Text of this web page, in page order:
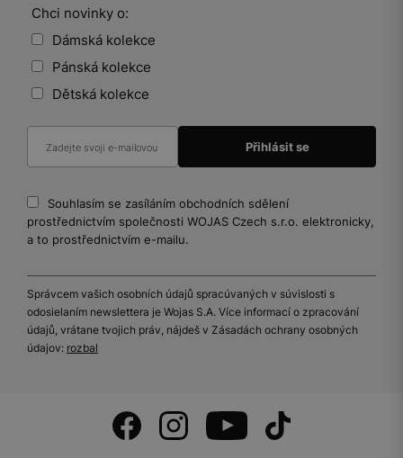
Chci novinky o:
Dámská kolekce
Pánská kolekce
Dětská kolekce
Souhlasím se zasíláním obchodních sdělení
prostřednictvím společnosti WOJAS Czech s.r.o. elektronicky,
a to prostřednictvím e-mailu.
Správcem vašich osobních údajů spracúvaných v súvislosti s
odosielaním newslettera je Wojas S.A. Více informací o zpracování
údajů, vrátane tvojich práv, nájdeš v Zásadách ochrany osobných
údajov: rozbal